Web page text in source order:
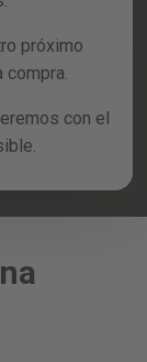
próximo
compra.
con el